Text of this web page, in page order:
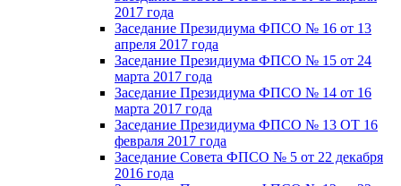
2017 года
Заседание Президиума ФПСО № 16 от 13
апреля 2017 года
Заседание Президиума ФПСО № 15 от 24
марта 2017 года
Заседание Президиума ФПСО № 14 от 16
марта 2017 года
Заседание Президиума ФПСО № 13 ОТ 16
февраля 2017 года
Заседание Совета ФПСО № 5 от 22 декабря
2016 года